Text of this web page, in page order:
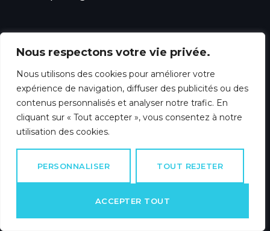
Nous respectons votre vie privée.
Nous utilisons des cookies pour améliorer votre
expérience de navigation, diffuser des publicités ou des
contenus personnalisés et analyser notre trafic. En
cliquant sur « Tout accepter », vous consentez à notre
utilisation des cookies.
PERSONNALISER TOUT REJETER
ACCEPTER TOUT